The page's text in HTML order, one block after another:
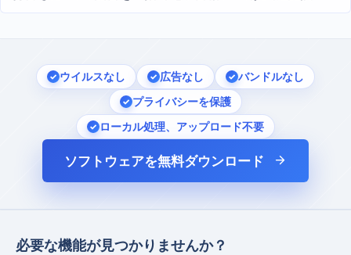
ウイルスなし 広告なし
バンドルなし
プライバシーを保護
ローカル処理、アップロード不要
ソフトウェアを無料ダウンロード
必要な機能が見つかりませんか？